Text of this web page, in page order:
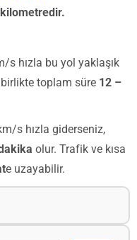
s hızla bu yol yaklaşık
toplam süre 12 –
s hızla giderseniz,
olur. Trafik ve kısa
e uzayabilir.